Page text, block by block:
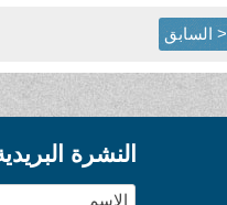
< السابق
النشرة